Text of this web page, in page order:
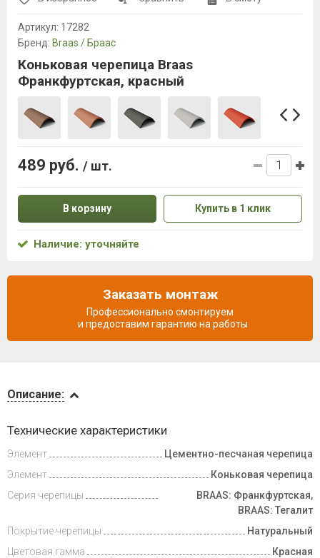
и оплата
Описание:
Технические характеристики
Элемент
Цементно-песчаная черепица
Элемент
Коньковая черепица
Серия черепицы
BRAAS: Франкфуртская,
BRAAS: Тегалит
Покрытие черепицы
Натуральный
Цветовая гамма
Красная
Артикул: 17282
Бренд: Braas / Браас
Коньковая черепица Braas
Франкфуртская, красный
489 руб. / шт.
В корзину Купить в 1 клик
Наличие: уточняйте
Заказать монтаж
Профессионально смонтируем
и предоставим гарантию на работы